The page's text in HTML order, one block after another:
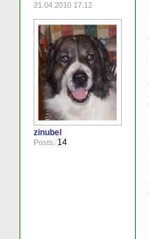
21.04.2010 17:12
zinubel
Posts: 14